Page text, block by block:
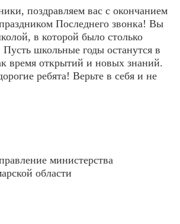
поздравляем вас с окончанием
Последнего звонка! Вы
в которой было столько
школьные годы останутся в
время открытий и новых знаний.
ребята! Верьте в себя и не
министерства
области